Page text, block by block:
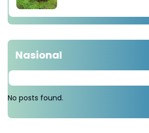
Nasional
No posts found.